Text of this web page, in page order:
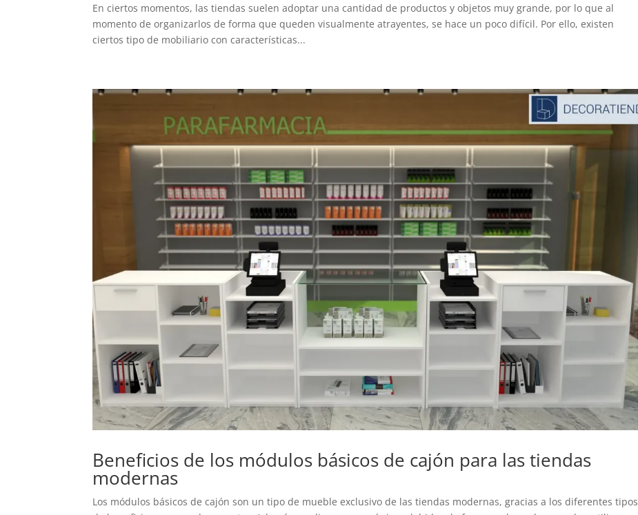
En ciertos momentos, las tiendas suelen adoptar una cantidad de productos y objetos muy grande, por lo que al
momento de organizarlos de forma que queden visualmente atrayentes, se hace un poco difícil. Por ello, existen
ciertos tipo de mobiliario con características...
Beneficios de los módulos básicos de cajón para las tiendas
modernas
Los módulos básicos de cajón son un tipo de mueble exclusivo de las tiendas modernas, gracias a los diferentes tipos